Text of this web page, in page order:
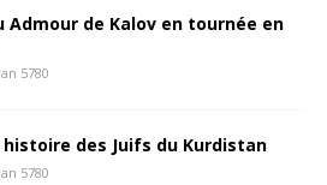
Admour de Kalov en tournée en
5780
histoire des Juifs du Kurdistan
5780